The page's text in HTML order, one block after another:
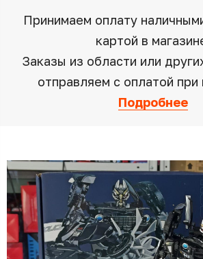
Принимаем оплату
картой в
Заказы из области или
отправляем с оплатой при
Подробнее